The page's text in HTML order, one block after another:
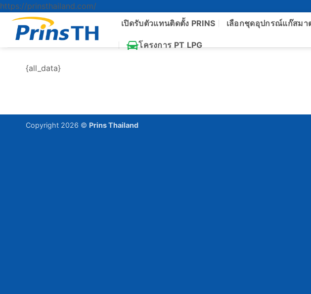
https://prinsthailand.com/
เนื้อหา
เปิดรับตัวแทนติดตั้ง PRINS เลือกชุดอุปกรณ์แก๊สมา
โครงการ PT LPG
{all_data}
Copyright 2026 © Prins Thailand